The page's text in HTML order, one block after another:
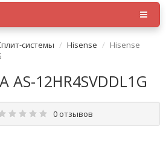
системы Hisense
Hisense
AS-12HR4SVDDL1G
0 отзывов